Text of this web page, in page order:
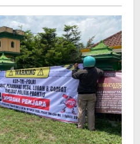
Pemuda
Kediri
Serukan
Netralitas
ASN